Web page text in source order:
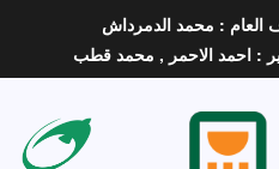
العام : محمد الدمرداش
: احمد الاحمر , محمد قطب